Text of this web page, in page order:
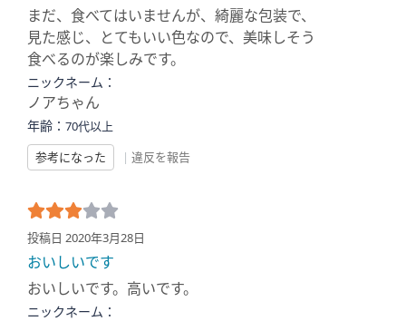
まだ、食べてはいませんが、綺麗な包装で、
見た感じ、とてもいい色なので、美味しそう
食べるのが楽しみです。
ニックネーム：
ノアちゃん
年齢： 70代以上
参考になった
| 違反を報告
投稿日 2020年3月28日
おいしいです
おいしいです。高いです。
ニックネーム：